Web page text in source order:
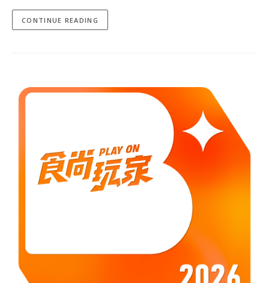
CONTINUE READING